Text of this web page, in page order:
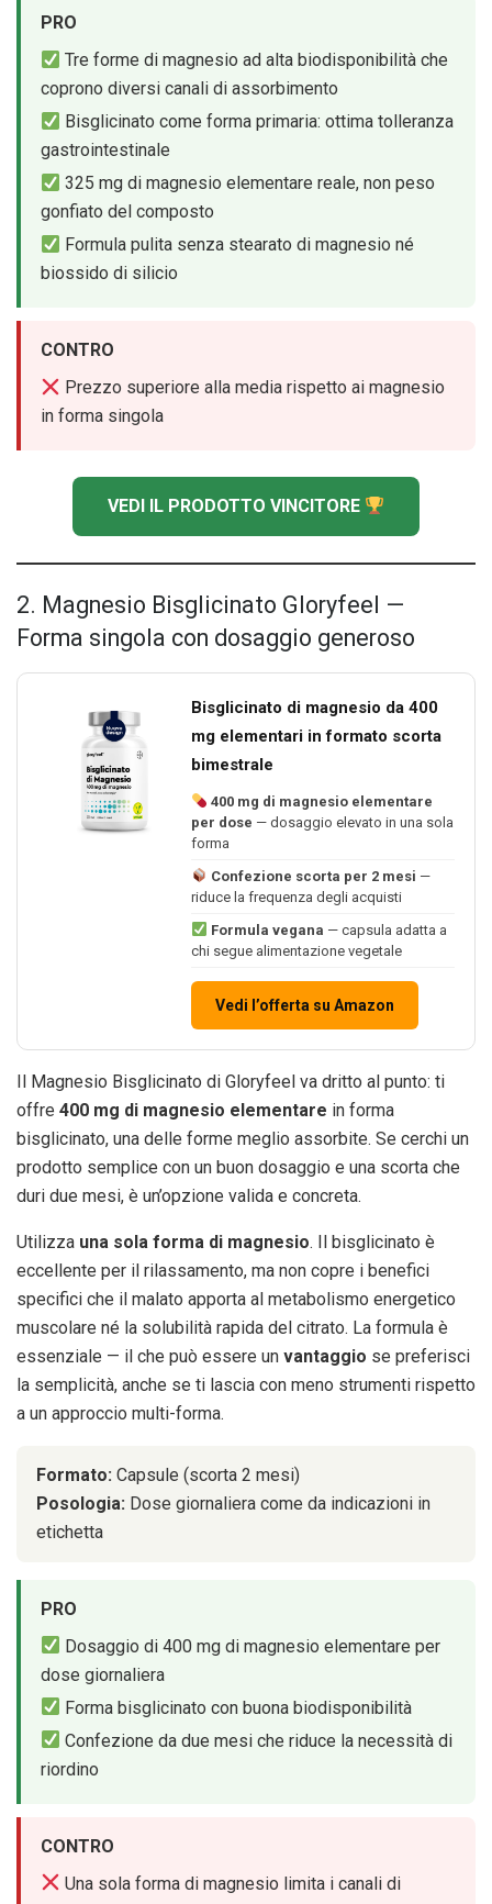
PRO
Tre forme di magnesio ad alta biodisponibilità che
coprono diversi canali di assorbimento
Bisglicinato come forma primaria: ottima tolleranza
gastrointestinale
325 mg di magnesio elementare reale, non peso
gonfiato del composto
Formula pulita senza stearato di magnesio né
biossido di silicio
CONTRO
Prezzo superiore alla media rispetto ai magnesio
in forma singola
VEDI IL PRODOTTO VINCITORE
2. Magnesio Bisglicinato Gloryfeel —
Forma singola con dosaggio generoso
Bisglicinato di magnesio da 400
mg elementari in formato scorta
bimestrale
400 mg di magnesio elementare
per dose — dosaggio elevato in una sola
forma
Confezione scorta per 2 mesi —
riduce la frequenza degli acquisti
Formula vegana — capsula adatta a
chi segue alimentazione vegetale
Vedi l’offerta su Amazon
Il Magnesio Bisglicinato di Gloryfeel va dritto al punto: ti
offre 400 mg di magnesio elementare in forma
bisglicinato, una delle forme meglio assorbite. Se cerchi un
prodotto semplice con un buon dosaggio e una scorta che
duri due mesi, è un’opzione valida e concreta.
Utilizza una sola forma di magnesio. Il bisglicinato è
eccellente per il rilassamento, ma non copre i benefici
specifici che il malato apporta al metabolismo energetico
muscolare né la solubilità rapida del citrato. La formula è
essenziale — il che può essere un vantaggio se preferisci
la semplicità, anche se ti lascia con meno strumenti rispetto
a un approccio multi-forma.
Formato: Capsule (scorta 2 mesi)
Posologia: Dose giornaliera come da indicazioni in
etichetta
PRO
Dosaggio di 400 mg di magnesio elementare per
dose giornaliera
Forma bisglicinato con buona biodisponibilità
Confezione da due mesi che riduce la necessità di
riordino
CONTRO
Una sola forma di magnesio limita i canali di